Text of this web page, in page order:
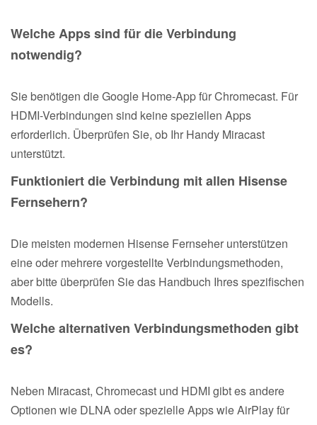
Welche Apps sind für die Verbindung
notwendig?
Sie benötigen die Google Home-App für Chromecast. Für
HDMI-Verbindungen sind keine speziellen Apps
erforderlich. Überprüfen Sie, ob Ihr Handy Miracast
unterstützt.
Funktioniert die Verbindung mit allen Hisense
Fernsehern?
Die meisten modernen Hisense Fernseher unterstützen
eine oder mehrere vorgestellte Verbindungsmethoden,
aber bitte überprüfen Sie das Handbuch Ihres spezifischen
Modells.
Welche alternativen Verbindungsmethoden gibt
es?
Neben Miracast, Chromecast und HDMI gibt es andere
Optionen wie DLNA oder spezielle Apps wie AirPlay für